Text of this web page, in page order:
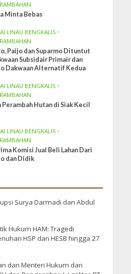
Minta Bebas
LINAU BENGKALIS •
Paijo dan Suparmo Dituntut
Subsidair Primair dan
Dakwaan Alternatif Kedua
LINAU BENGKALIS •
Hutan di Siak Kecil
LINAU BENGKALIS •
Komisi Jual Beli Lahan Dari
dan Didik
Surya Darmadi dan Abdul
Hukum HAM: Tragedi
HSP dan HESB hingga 27
dan Menteri Hukum dan